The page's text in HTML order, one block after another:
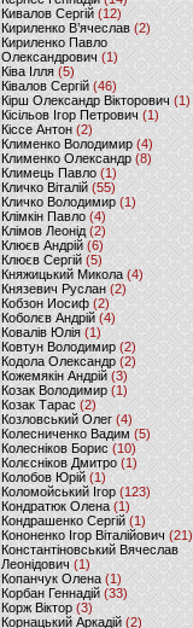
Кивалов Сергій (12)
Кириленко В’ячеслав (2)
Кириленко Павло
Олександрович (1)
Ківа Ілля (5)
Ківалов Сергій(46)
Кірш Олександр Вікторович (1)
Кісільов Ігор Петрович (1)
Кіссе Антон (2)
Клименко Володимир(4)
Клименко Олександр (8)
Климець Павло (1)
Кличко Віталій(55)
Кличко Володимир (1)
Клімкін Павло (4)
Клімов Леонід(2)
Клюєв Андрій(6)
Клюєв Сергій (5)
Княжицький Микола(4)
Князевич Руслан (2)
Кобзон Иосиф(2)
Коболєв Андрій (4)
Ковалів Юлія(1)
Ковтун Володимир (2)
Кодола Олександр (2)
Кожемякін Андрій (3)
Козак Володимир (1)
Козак Тарас (2)
Козловський Олег(4)
Колесниченко Вадим (5)
Колесніков Борис (10)
Колєсніков Дмитро (1)
Колобов Юрій (1)
Коломойський Ігор (123)
Кондратюк Олена(1)
Кондрашенко Сергій (1)
Кононенко Ігор Віталійович (21)
Константіновський Вячеслав
Леонідович (1)
Копанчук Олена (1)
Корбан Геннадій (33)
Корж Віктор (3)
Корнацький Аркадій (2)